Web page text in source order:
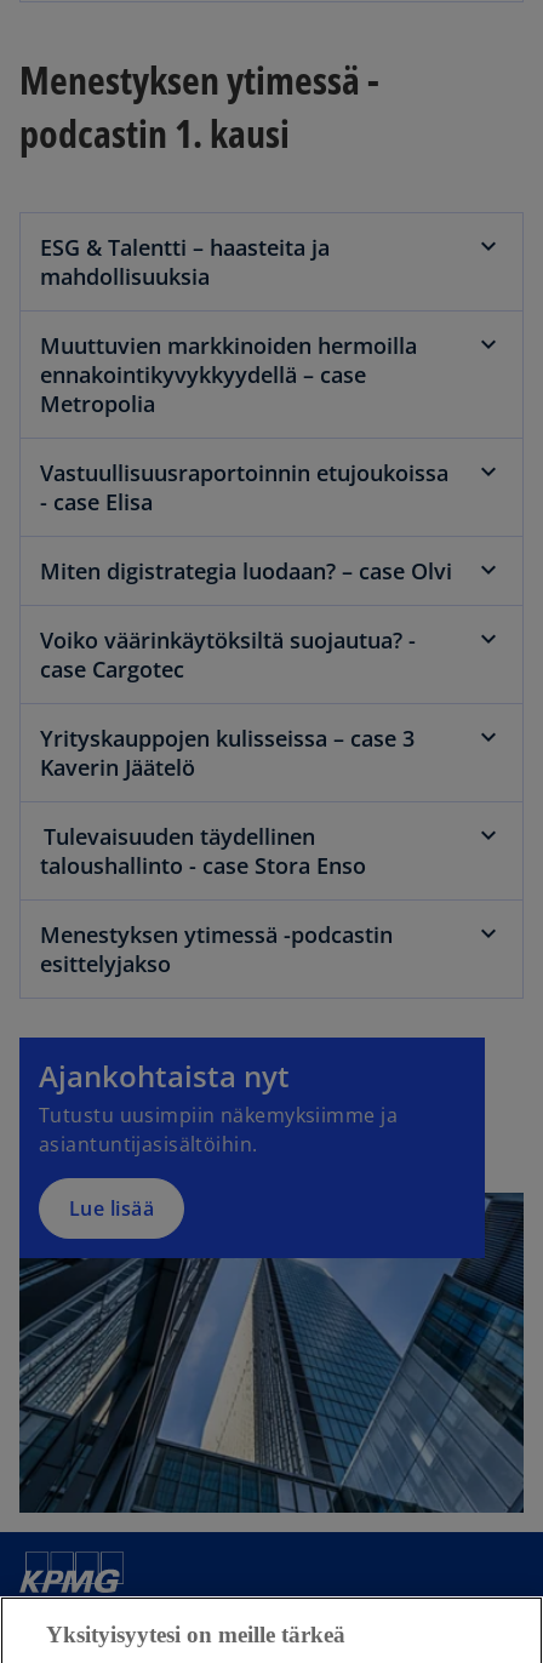
Menestyksen ytimessä -
podcastin 1. kausi
ESG & Talentti – haasteita ja
mahdollisuuksia
Muuttuvien markkinoiden hermoilla
ennakointikyvykkyydellä – case
Metropolia
Vastuullisuusraportoinnin etujoukoissa
- case Elisa
Miten digistrategia luodaan? – case Olvi
Voiko väärinkäytöksiltä suojautua? -
case Cargotec
Yrityskauppojen kulisseissa – case 3
Kaverin Jäätelö
Tulevaisuuden täydellinen
taloushallinto - case Stora Enso
Menestyksen ytimessä -podcastin
esittelyjakso
Ajankohtaista nyt
Tutustu uusimpiin näkemyksiimme ja
asiantuntijasisältöihin.
Lue lisää
Yhteystietomme
Yksityisyytesi on meille tärkeä